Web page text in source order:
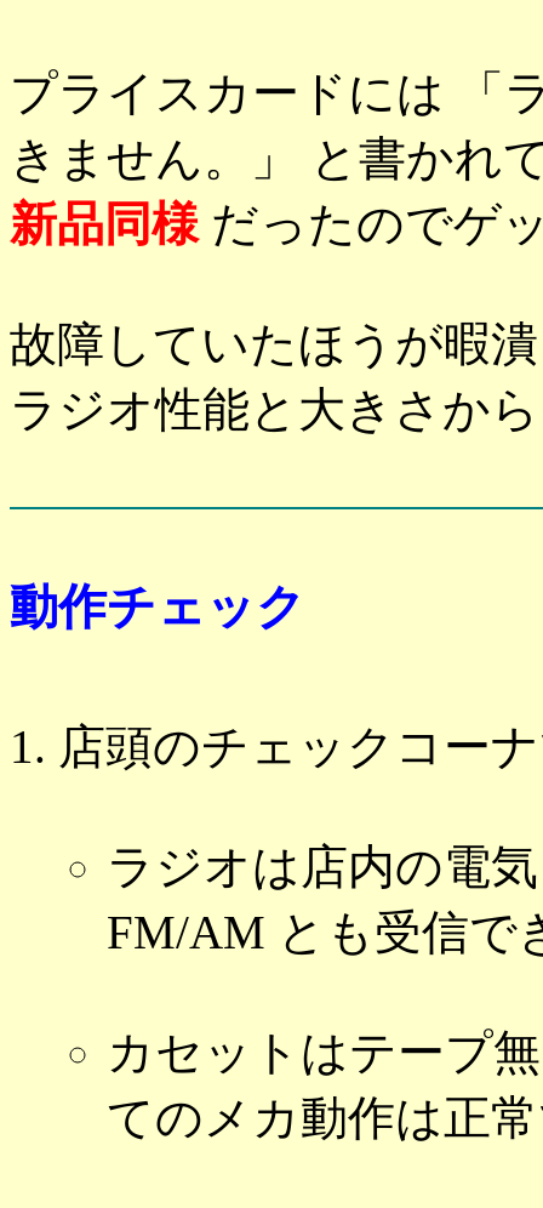
プライスカードには 「
きません。」 と書かれ
新品同様だったのでゲ
故障していたほうが暇
ラジオ性能と大きさか
動作チェック
店頭のチェックコー
ラジオは店内の電
FM/AM とも受信で
カセットはテープ
てのメカ動作は正